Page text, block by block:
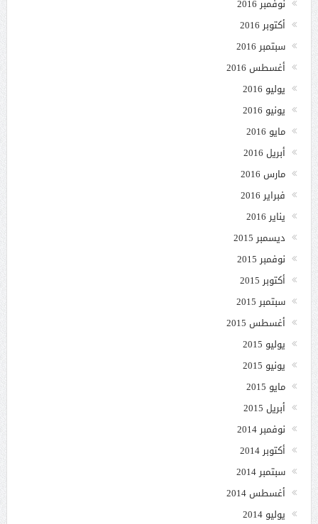
نوفمبر 2016
أكتوبر 2016
سبتمبر 2016
أغسطس 2016
يوليو 2016
يونيو 2016
مايو 2016
أبريل 2016
مارس 2016
فبراير 2016
يناير 2016
ديسمبر 2015
نوفمبر 2015
أكتوبر 2015
سبتمبر 2015
أغسطس 2015
يوليو 2015
يونيو 2015
مايو 2015
أبريل 2015
نوفمبر 2014
أكتوبر 2014
سبتمبر 2014
أغسطس 2014
يوليو 2014